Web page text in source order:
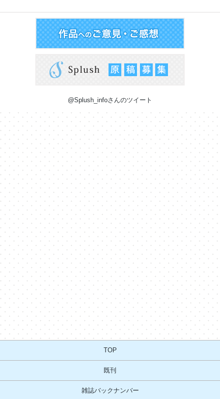
@Splush_infoさんのツイート
TOP
既刊
雑誌バックナンバー